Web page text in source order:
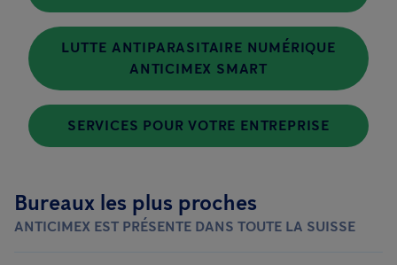
LUTTE ANTIPARASITAIRE NUMÉRIQUE
ANTICIMEX SMART
SERVICES POUR VOTRE ENTREPRISE
Bureaux les plus proches
ANTICIMEX EST PRÉSENTE DANS TOUTE LA SUISSE